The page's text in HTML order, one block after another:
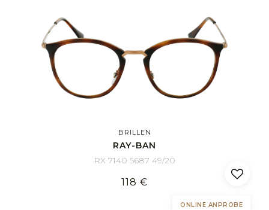
BRILLEN
RAY-BAN
RX 7140 5687 49/20
118 €
ONLINE ANPROBE